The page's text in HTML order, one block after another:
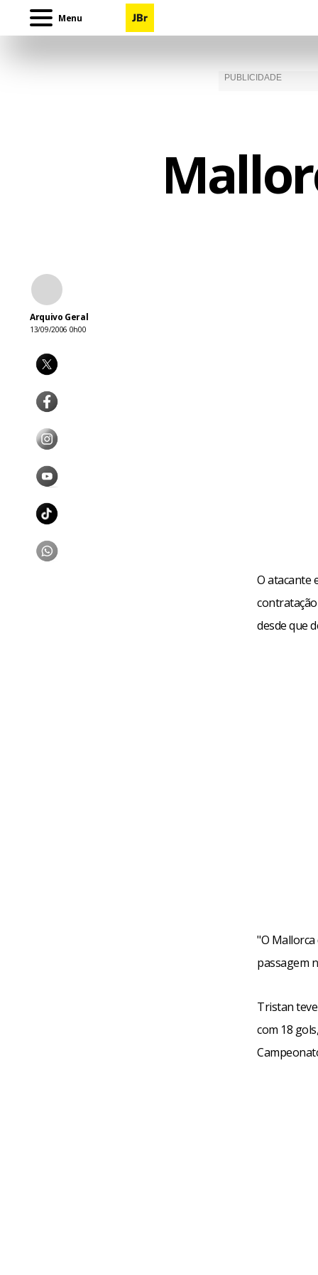
Menu
Arquivo Geral
13/09/2006 0h00
O atacante
desde que
"O
passagem
Tristan
com 18